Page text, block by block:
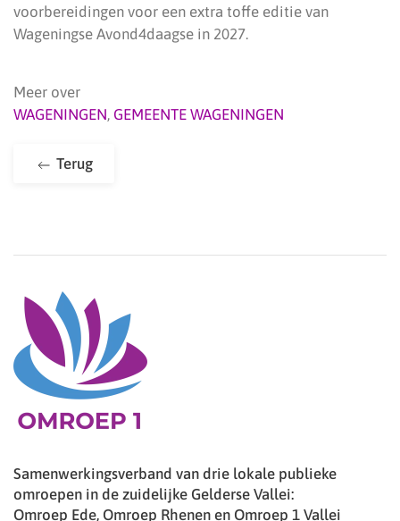
voorbereidingen voor een extra toffe editie van
Wageningse Avond4daagse in 2027.
Meer over
WAGENINGEN, GEMEENTE WAGENINGEN
Terug
Samenwerkingsverband van drie lokale publieke
omroepen in de zuidelijke Gelderse Vallei:
Omroep Ede, Omroep Rhenen en Omroep 1 Vallei